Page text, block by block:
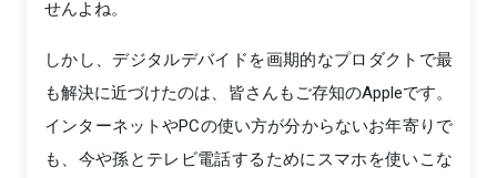
せんよね。
しかし、デジタルデバイドを画期的なプロダクトで最
も解決に近づけたのは、皆さんもご存知のAppleです。
インターネットやPCの使い方が分からないお年寄りで
も、今や孫とテレビ電話するためにスマホを使いこな